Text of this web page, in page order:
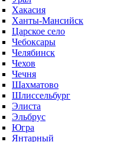
Хакасия
Ханты-Мансийск
Царское село
Чебоксары
Челябинск
Чехов
Чечня
Шахматово
Шлиссельбург
Элиста
Эльбрус
Югра
Янтарный